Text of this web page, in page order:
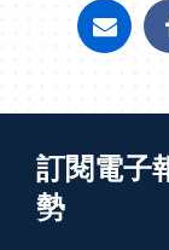
訂閱電子
勢